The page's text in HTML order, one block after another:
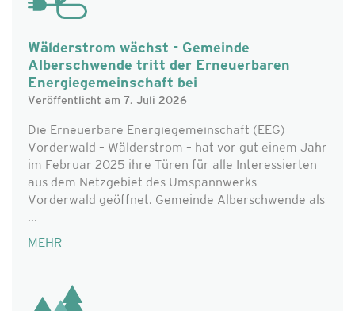
Wälderstrom wächst - Gemeinde
Alberschwende tritt der Erneuerbaren
Energiegemeinschaft bei
Veröffentlicht am 7. Juli 2026
Die Erneuerbare Energiegemeinschaft (EEG)
Vorderwald – Wälderstrom – hat vor gut einem Jahr
im Februar 2025 ihre Türen für alle Interessierten
aus dem Netzgebiet des Umspannwerks
Vorderwald geöffnet. Gemeinde Alberschwende als
...
MEHR